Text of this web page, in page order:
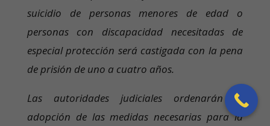
suicidio de personas menores de edad o
personas con discapacidad necesitadas de
especial protección será castigada con la pena
de prisión de uno a cuatro años.
Las autoridades judiciales ordenarán la
adopción de las medidas necesarias para la